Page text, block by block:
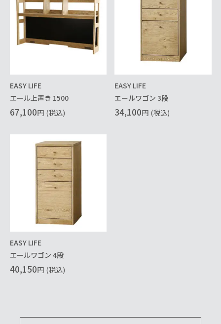
EASY LIFE
エール上置き 1500
67,100円 (税込)
EASY LIFE
エールワゴン 3段
34,100円 (税込)
EASY LIFE
エールワゴン 4段
40,150円 (税込)